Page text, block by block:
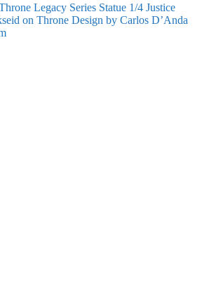
Legacy Series Statue 1/4 Justice
on Throne Design by Carlos D’Anda